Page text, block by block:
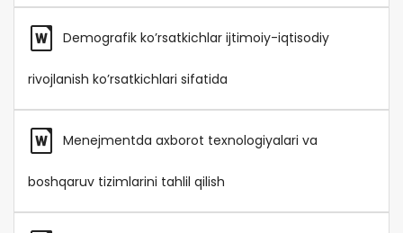
Demografik ko’rsatkichlar ijtimoiy-iqtisodiy
rivojlanish ko’rsatkichlari sifatida
Menejmentda axborot texnologiyalari va
boshqaruv tizimlarini tahlil qilish